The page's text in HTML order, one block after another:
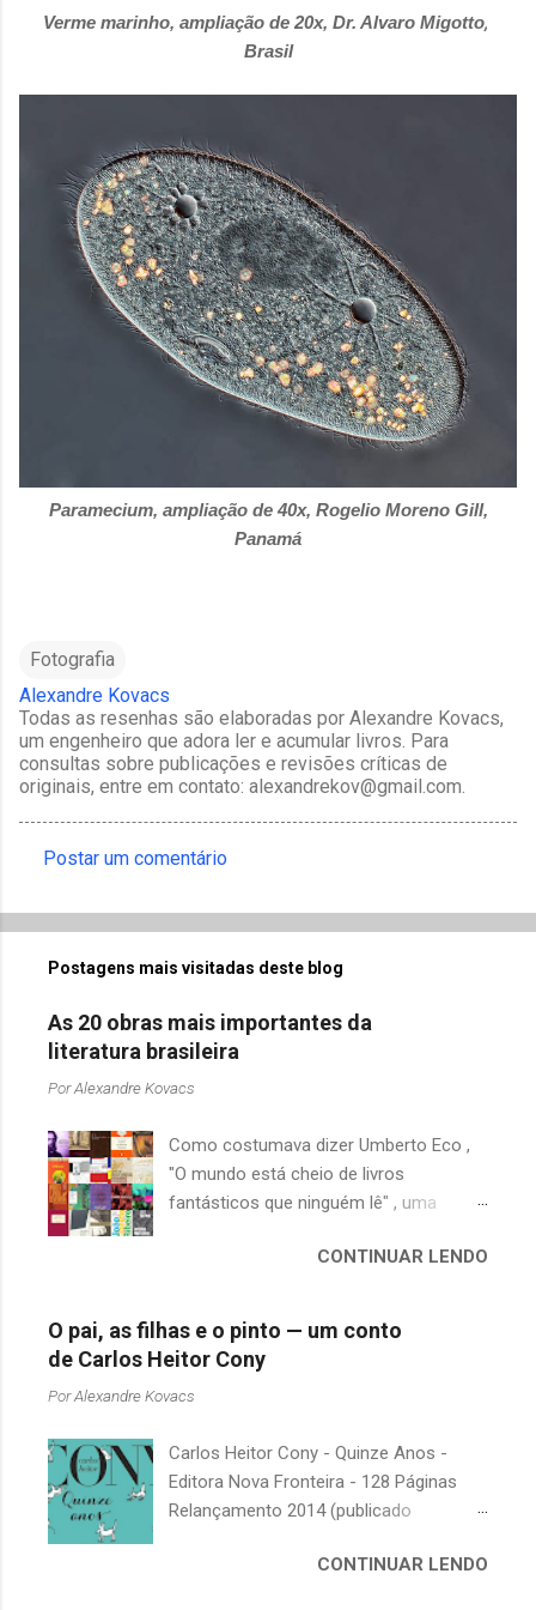
Verme marinho, ampliação de 20x, Dr. Alvaro Migotto,
Brasil
Paramecium, ampliação de 40x, Rogelio Moreno Gill,
Panamá
Fotografia
Alexandre Kovacs
Todas as resenhas são elaboradas por Alexandre Kovacs,
um engenheiro que adora ler e acumular livros. Para
consultas sobre publicações e revisões críticas de
originais, entre em contato: alexandrekov@gmail.com.
o
n
á
o
s
Postar um comentário
Postagens mais visitadas deste blog
As 20 obras mais importantes da
literatura brasileira
PorAlexandre Kovacs
Como costumava dizer Umberto Eco ,
"O mundo está cheio de livros
fantásticos que ninguém lê" , uma
quando falamos de clássicos da
escritores brasileiros, somos forçados
a uma avaliação burocrática na escola e
acabamos adquirindo uma certa
antipatia a determinado livro ou autor
justamente o contrário. É surpreendente
como uma segunda visita a essas
obras, já em nossa maturidade, pode
escondido, bem ali na nossa estante.
CONTINUAR LENDO
O pai, as filhas e o pinto — um conto
de Carlos Heitor Cony
PorAlexandre Kovacs
Carlos Heitor Cony - Quinze Anos -
Editora Nova Fronteira - 128 Páginas
Relançamento 2014 (publicado
com deliciosos contos sobre a infância
CONTINUAR LENDO